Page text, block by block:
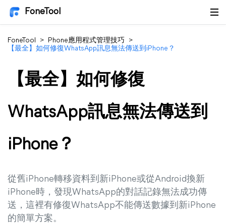
FoneTool
FoneTool > Phone應用程式管理技巧
>
【最全】如何修復WhatsApp訊息無法傳送到iPhone？
【最全】如何修復
WhatsApp訊息無法傳送到
iPhone？
從舊iPhone轉移資料到新iPhone或從Android換新
iPhone時，發現WhatsApp的對話記錄無法成功傳
送，這裡有修復WhatsApp不能傳送數據到新iPhone
的簡單方案。